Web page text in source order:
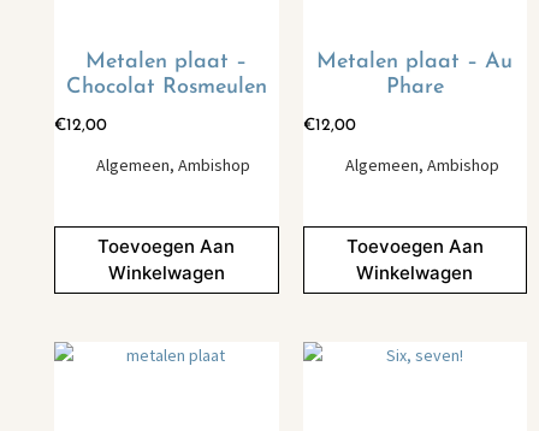
Metalen plaat –
Chocolat Rosmeulen
€12,00
Algemeen, Ambishop
Toevoegen Aan
Winkelwagen
Metalen plaat – Au
Phare
€12,00
Algemeen, Ambishop
Toevoegen Aan
Winkelwagen